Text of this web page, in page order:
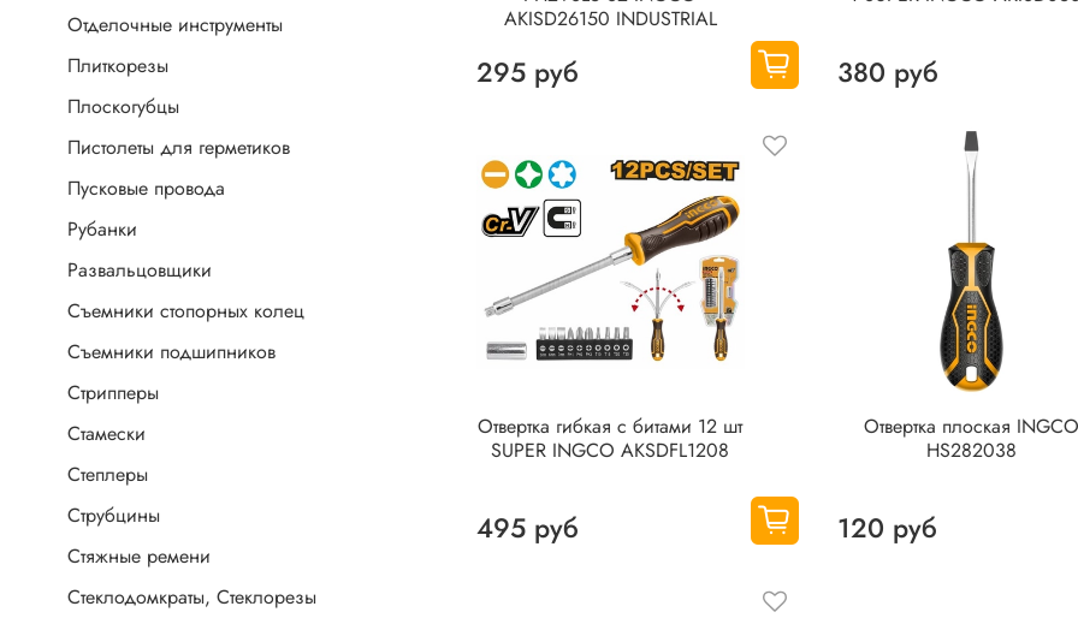
AKISD26150 INDUSTRIAL
295 руб 380 руб
Отвертка гибкая с битами 12 шт
SUPER INGCO AKSDFL1208
495 руб
Отвертка плоская INGCO
HS282038
120 руб
Отделочные инструменты
Плиткорезы
Плоскогубцы
Пистолеты для герметиков
Пусковые провода
Рубанки
Развальцовщики
Съемники стопорных колец
Съемники подшипников
Стрипперы
Стамески
Степлеры
Струбцины
Стяжные ремени
Стеклодомкраты, Стеклорезы